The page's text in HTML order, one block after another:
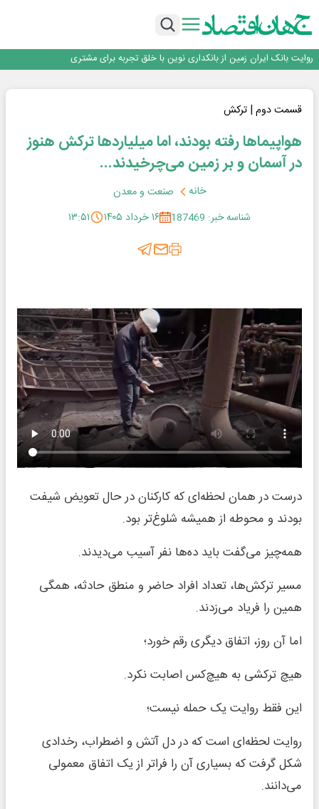
اجرای برنامه تحول بانک با تمرکز بر منابع پایدار، درآمدهای کارمزدی و بازسازی اعتماد
داد
روایت بانک ایران زمین از بانکداری نوین با خلق تجربه برای مشتری
سرپرست اداره کل روابط عمومی بیمه مرکزی منصوب شد
اجرای برنامه تحول بانک با تمرکز بر منابع پایدار، درآمدهای کارمزدی و بازسازی اعتماد
قسمت دوم | ترکش
هواپیماها رفته بودند، اما میلیاردها ترکش هنوز
در آسمان و بر زمین می‌چرخیدند...
خانه
صنعت و معدن
شناسه خبر: 187469
۱۶ خرداد ۱۴۰۵ ۱۳:۵۱
درست در همان لحظه‌ای که کارکنان در حال تعویض شیفت
بودند و محوطه از همیشه شلوغ‌تر بود.
همه‌چیز می‌گفت باید ده‌ها نفر آسیب می‌دیدند.
مسیر ترکش‌ها، تعداد افراد حاضر و منطق حادثه، همگی
همین را فریاد می‌زدند.
اما آن روز، اتفاق دیگری رقم خورد؛
هیچ ترکشی به هیچ‌کس اصابت نکرد.
این فقط روایت یک حمله نیست؛
روایت لحظه‌ای است که در دل آتش و اضطراب، رخدادی
شکل گرفت که بسیاری آن را فراتر از یک اتفاق معمولی
می‌دانند.